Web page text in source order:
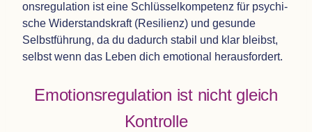
ons­re­gu­la­tion ist eine Schlüs­sel­kom­pe­tenz für psy­chi­
sche Wider­stands­kraft (Resi­li­enz) und gesunde
Selbst­füh­rung, da du dadurch sta­bil und klar bleibst,
selbst wenn das Leben dich emo­tio­nal herausfordert.
Emo­ti­ons­re­gu­la­tion ist nicht gleich
Kontrolle